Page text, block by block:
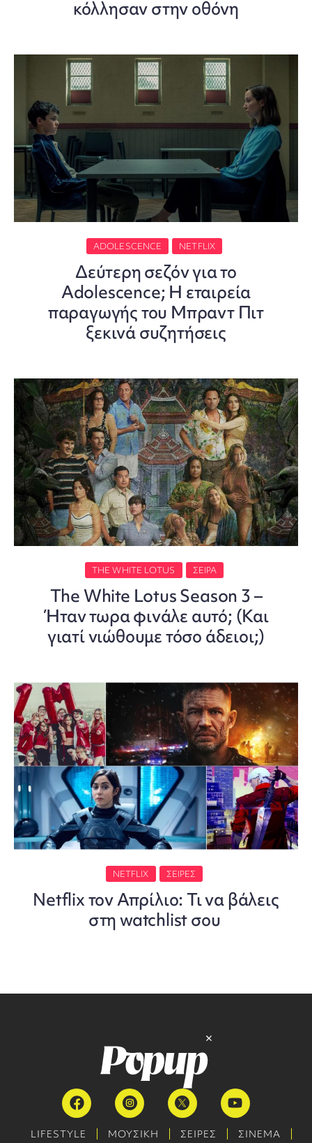
κόλλησαν στην οθόνη
ADOLESCENCE NETFLIX
Δεύτερη σεζόν για το
Adolescence; Η εταιρεία
παραγωγής του Μπραντ Πιτ
ξεκινά συζητήσεις
THE WHITE LOTUS ΣΕΙΡΑ
The White Lotus Season 3 –
Ήταν τωρα φινάλε αυτό; (Και
γιατί νιώθουμε τόσο άδειοι;)
NETFLIX ΣΕΙΡΈΣ
Netflix τον Απρίλιο: Τι να βάλεις
στη watchlist σου
LIFESTYLE ΜΟΥΣΙΚΗ ΣΕΙΡΕΣ ΣΙΝΕΜΑ